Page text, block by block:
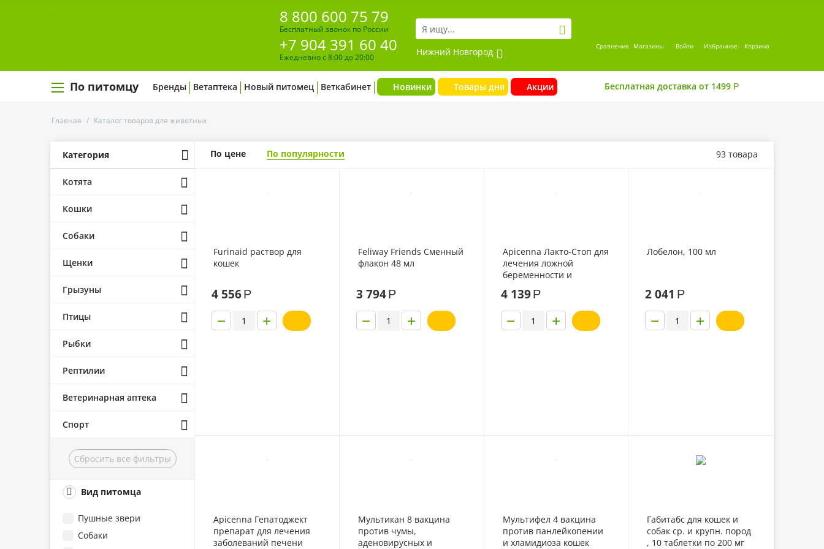
8 800 600 75 79
Бесплатный звонок по России
+7 904 391 60 40
Ежедневно с 8:00 до 20:00 Нижний Новгород Сравнение Магазины Войти Избранное Корзина
По питомцу Бренды Ветаптека Новый питомец Веткабинет Новинки Товары дня Акции Бесплатная доставка от 1499 Р
Главная / Каталог товаров для животных
Категория
Котята
Кошки
Собаки
Щенки
Грызуны
Птицы
Рыбки
Рептилии
Ветеринарная аптека
Спорт
Сбросить все фильтры
Вид питомца
Пушные звери
Собаки
По цене По популярности 93 товара
Furinaid раствор для
кошек
4 556Р
+
−
Feliway Friends Сменный
флакон 48 мл
3 794Р
+
−
Apicenna Лакто-Стоп для
лечения ложной
беременности и
сук
4 139 Р
+
−
Лобелон, 100 мл
2 041 Р
+
−
Apicenna Гепатоджект
препарат для лечения
заболеваний печени
Мультикан 8 вакцина
против чумы,
аденовирусных и
Мультифел 4 вакцина
против панлейкопении
и хламидиоза кошек
Габитабс для кошек и
собак ср. и крупн. пород
, 10 таблетки по 200 мг